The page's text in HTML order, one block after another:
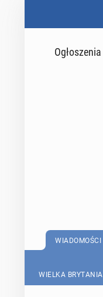
Ogłoszenia
WIADOMOŚCI
WIELKA BRYTANIA